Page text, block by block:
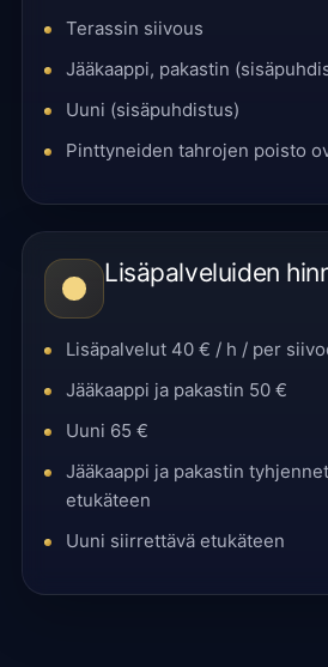
Terassin siivous
Jääkaappi, pakastin
Uuni (sisäpuhdistus)
Pinttyneiden tahrojen poisto
Lisäpalveluiden
Lisäpalvelut 40 € / h / per
Jääkaappi ja pakastin 50 €
Uuni 65 €
Jääkaappi ja pakastin
etukäteen
Uuni siirrettävä etukäteen